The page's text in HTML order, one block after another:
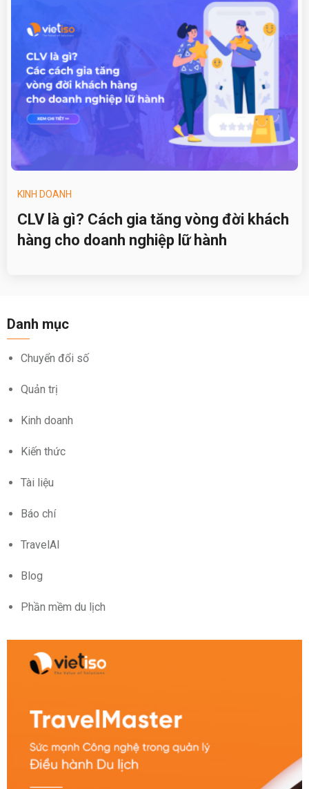
KINH DOANH
CLV là gì? Cách gia tăng vòng đời khách
hàng cho doanh nghiệp lữ hành
Danh mục
Chuyển đổi số
Quản trị
Kinh doanh
Kiến thức
Tài liệu
Báo chí
TravelAI
Blog
Phần mềm du lịch